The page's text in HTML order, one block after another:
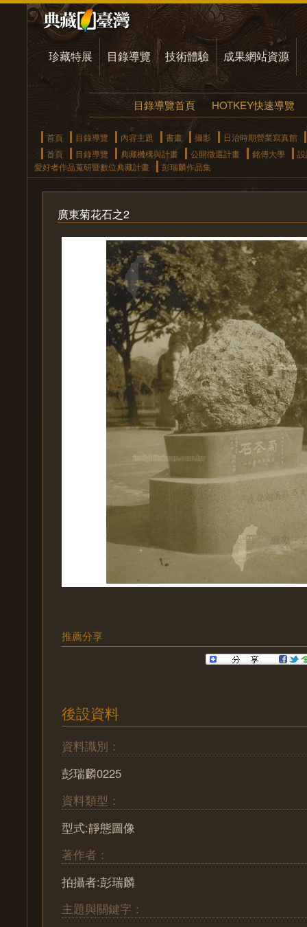
珍藏特展 目錄導覽 技術體驗 成果網站資源
目錄導覽首頁 HOTKEY快速導覽
首頁 目錄導覽 內容主題 書畫 攝影
日治時期營業寫真館
首頁
目錄導覽 典藏機構與計畫 公開徵選計畫 銘傳大學
愛好者作品蒐研暨數位典藏計畫
彭瑞麟作品集
廣東菊花石之2
推薦分享
後設資料
資料識別：
彭瑞麟0225
資料類型：
型式:靜態圖像
著作者：
拍攝者:彭瑞麟
主題與關鍵字：